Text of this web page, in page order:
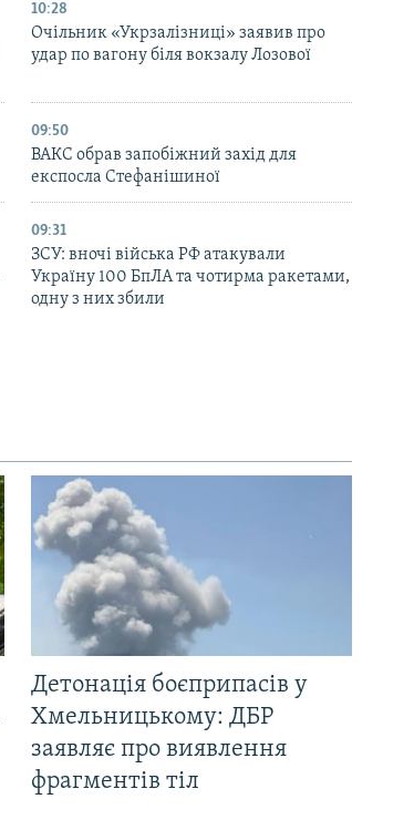
10:28
Очільник «Укрзалізниці» заявив про
удар по вагону біля вокзалу Лозової
09:50
ВАКС обрав запобіжний захід для
експосла Стефанішиної
09:31
ЗСУ: вночі війська РФ атакували
Україну 100 БпЛА та чотирма ракетами,
одну з них збили
Детонація боєприпасів у
Хмельницькому: ДБР
заявляє про виявлення
фрагментів тіл